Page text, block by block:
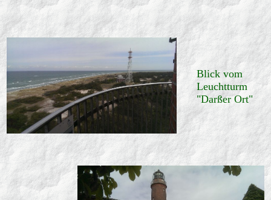
Blick vom
Leuchtturm
"Darßer Ort"